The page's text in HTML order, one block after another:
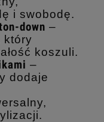
i swobodę.
down –
który
koszuli.
–
dodaje